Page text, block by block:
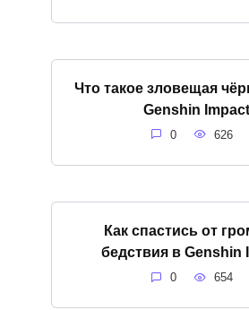
Что такое зловещая
Genshin
0 626
Как спастись от
бедствия в Genshin
0 654